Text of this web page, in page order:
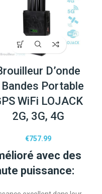
D’onde
Portable
WiFi LOJACK
2G, 3G, 4G
€757.99
avec des
puissance: